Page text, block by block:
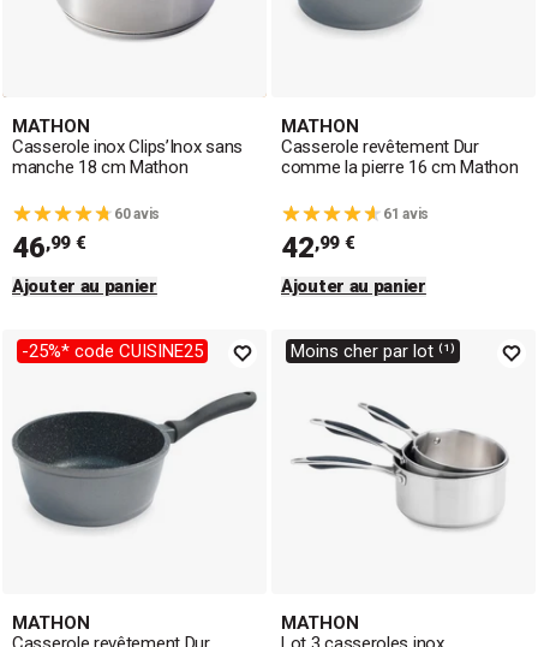
MATHON
Casserole inox Clips’Inox sans
manche 18 cm Mathon
60 avis
46,99 €
Ajouter au panier
MATHON
Casserole revêtement Dur
comme la pierre 16 cm Mathon
61 avis
42,99 €
Ajouter au panier
-25%* code CUISINE25
MATHON
Moins cher par lot ⁽¹⁾
MATHON